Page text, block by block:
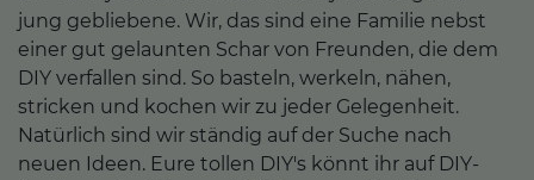
jung gebliebene. Wir, das sind eine Familie nebst
einer gut gelaunten Schar von Freunden, die dem
DIY verfallen sind. So basteln, werkeln, nähen,
stricken und kochen wir zu jeder Gelegenheit.
Natürlich sind wir ständig auf der Suche nach
neuen Ideen. Eure tollen DIY's könnt ihr auf DIY-